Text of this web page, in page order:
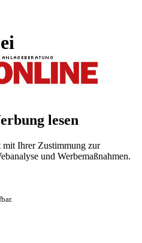
lesen
mit Ihrer Zustimmung zur
und Werbemaßnahmen.